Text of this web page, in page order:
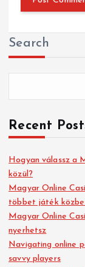
Search
Recent
Hogyan válassz a
közül?
Magyar Online
többet játék
Magyar Online
nyerhetsz
Navigating online
savvy players